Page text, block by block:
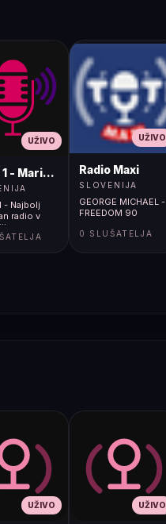
UŽIVO
1 - Maribor (107.9MHz)
- Najbolj
radio v
UŽIVO
Radio Maxi
SLOVENIJA
GEORGE MICHAEL -
FREEDOM 90
0 SLUŠATELJA
UŽIVO UŽIVO